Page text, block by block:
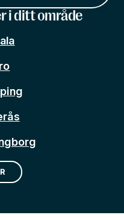
i ditt område